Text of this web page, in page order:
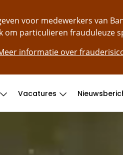
voor medewerkers van
om particulieren frauduleuze
informatie over
Vacatures